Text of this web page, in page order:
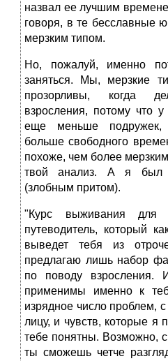
назвал ее лучшим
говоря, в те бесславные
мерзким типом.
Но, пожалуй, именно
заняться. Мы, мерзкие
прозорливы, когда
взросления, потому что
еще меньше подружек,
больше свободного
похоже, чем более
твой анализ. А я был
(злобным притом).
"Курс выживания для
путеводитель, который
выведет тебя из
предлагаю лишь набор
по поводу взросления.
применимы именно к
изрядное число проблем,
лицу, и чувств, которые я
тебе понятны. Возможно,
ты сможешь четче